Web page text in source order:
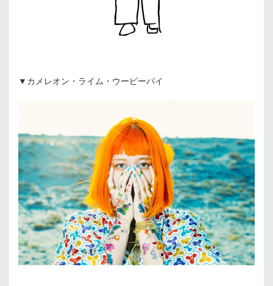
▼カメレオン・ライム・ウーピーパイ